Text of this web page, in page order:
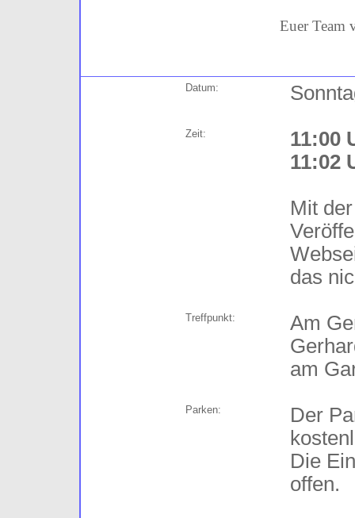
Euer Team
Datum:
Zeit:
11:00
11:02
Mit
das
Treffpunkt:
Am
am
Parken:
Der
Die
offen.